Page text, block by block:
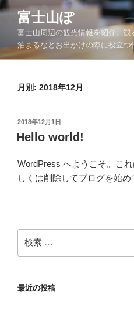
コ
ン
ツ
富士山ぽ
富士山周辺の観光情報を紹介。観
泊まるなどお出かけの際に役立つ
月別: 2018年12月
投
稿
日:
2018年12月1日
Hello world!
WordPress へようこそ。こ
しくは削除してブログを始め
検
索:
最近の投稿